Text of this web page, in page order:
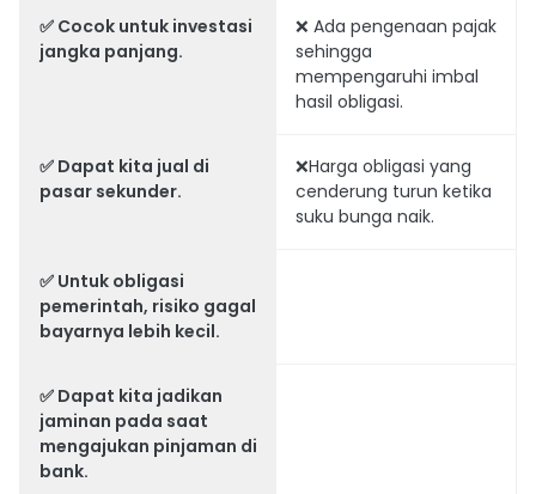
✅ Cocok untuk investasi
jangka panjang.
❌ Ada pengenaan pajak
sehingga
mempengaruhi imbal
hasil obligasi.
✅ Dapat kita jual di
pasar sekunder.
❌Harga obligasi yang
cenderung turun ketika
suku bunga naik.
✅ Untuk obligasi
pemerintah, risiko gagal
bayarnya lebih kecil.
✅ Dapat kita jadikan
jaminan pada saat
mengajukan pinjaman di
bank.